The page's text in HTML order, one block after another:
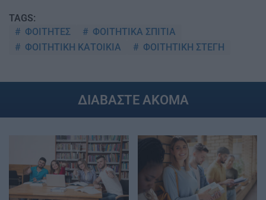
TAGS:
ΦΟΙΤΗΤΕΣ
ΦΟΙΤΗΤΙΚΑ ΣΠΙΤΙΑ
ΦΟΙΤΗΤΙΚΗ ΚΑΤΟΙΚΙΑ
ΦΟΙΤΗΤΙΚΗ ΣΤΕΓΗ
ΔΙΑΒΑΣΤΕ ΑΚΟΜΑ